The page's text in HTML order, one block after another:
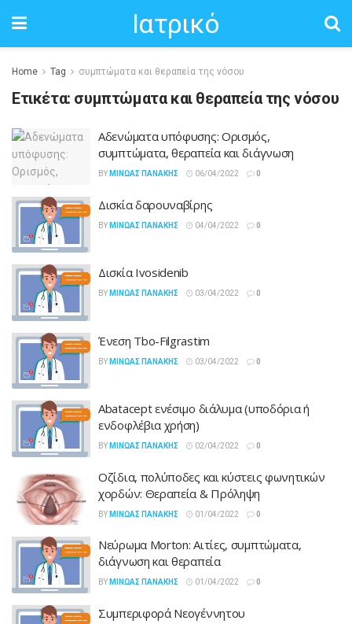
Ιατρικό
Home Tag συμπτώματα και θεραπεία της νόσου
Ετικέτα: συμπτώματα και θεραπεία της νόσου
Αδενώματα υπόφυσης: Ορισμός,
συμπτώματα, θεραπεία και διάγνωση
BY ΜΊΝΩΑΣ ΠΑΝΆΚΗΣ 06/04/2022 0
Δισκία δαρουναβίρης
BY ΜΊΝΩΑΣ ΠΑΝΆΚΗΣ 04/04/2022 0
Δισκία Ivosidenib
BY ΜΊΝΩΑΣ ΠΑΝΆΚΗΣ 03/04/2022 0
Ένεση Tbo-Filgrastim
BY ΜΊΝΩΑΣ ΠΑΝΆΚΗΣ 03/04/2022 0
Abatacept ενέσιμο διάλυμα (υποδόρια ή
ενδοφλέβια χρήση)
BY ΜΊΝΩΑΣ ΠΑΝΆΚΗΣ 02/04/2022 0
Οζίδια, πολύποδες και κύστεις φωνητικών
χορδών: Θεραπεία & Πρόληψη
BY ΜΊΝΩΑΣ ΠΑΝΆΚΗΣ 01/04/2022 0
Νεύρωμα Morton: Αιτίες, συμπτώματα,
διάγνωση και θεραπεία
BY ΜΊΝΩΑΣ ΠΑΝΆΚΗΣ 01/04/2022 0
Συμπεριφορά Νεογέννητου